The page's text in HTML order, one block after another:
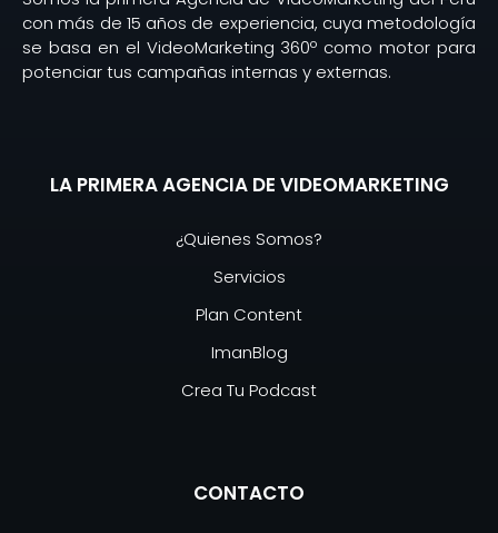
con más de 15 años de experiencia, cuya metodología
se basa en el VideoMarketing 360º como motor para
potenciar tus campañas internas y externas.
LA PRIMERA AGENCIA DE VIDEOMARKETING
¿Quienes Somos?
Servicios
Plan Content
ImanBlog
Crea Tu Podcast
CONTACTO